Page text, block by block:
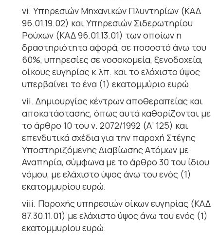
vi. Υπηρεσιών Μηχανικών Πλυντηρίων (ΚΑΔ
96.01.19.02) και Υπηρεσιών Σιδερωτηρίου
Ρούχων (ΚΑΔ 96.01.13.01) των οποίων η
δραστηριότητα αφορά, σε ποσοστό άνω του
60%, υπηρεσίες σε νοσοκομεία, ξενοδοχεία,
οίκους ευγηρίας κ.λπ. και το ελάχιστο ύψος
υπερβαίνει το ένα (1) εκατομμύριο ευρώ.
vii. Δημιουργίας κέντρων αποθεραπείας και
αποκατάστασης, όπως αυτά καθορίζονται με
το άρθρο 10 του ν. 2072/1992 (Α’ 125) και
επενδυτικά σχέδια για την παροχή Στέγης
Υποστηριζόμενης Διαβίωσης Ατόμων με
Αναπηρία, σύμφωνα με το άρθρο 30 του ίδιου
νόμου, με ελάχιστο ύψος άνω του ενός (1)
εκατομμυρίου ευρώ.
viii. Παροχής υπηρεσιών οίκων ευγηρίας (ΚΑΔ
87.30.11.01) με ελάχιστο ύψος άνω του ενός (1)
εκατομμυρίου ευρώ.